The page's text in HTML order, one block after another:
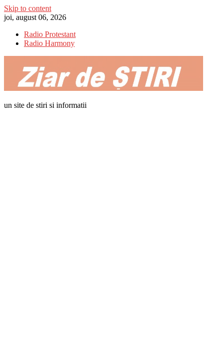
Skip to content
joi, august 06, 2026
Radio Protestant
Radio Harmony
un site de stiri si informatii